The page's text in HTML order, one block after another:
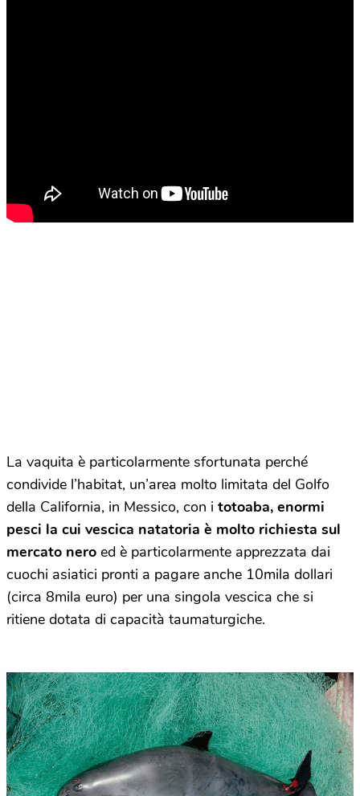
La vaquita è particolarmente sfortunata perché
condivide l’habitat, un’area molto limitata del Golfo
della California, in Messico, con i totoaba, enormi
pesci la cui vescica natatoria è molto richiesta sul
mercato nero ed è particolarmente apprezzata dai
cuochi asiatici pronti a pagare anche 10mila dollari
(circa 8mila euro) per una singola vescica che si
ritiene dotata di capacità taumaturgiche.